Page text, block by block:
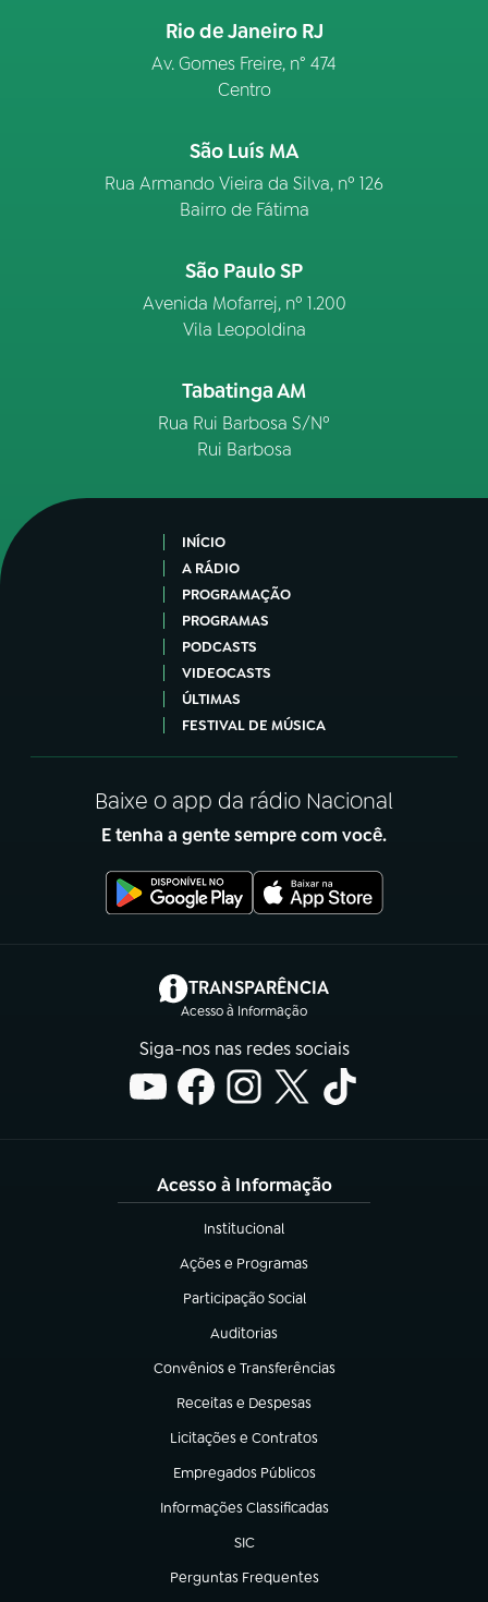
Rio de Janeiro RJ
Av. Gomes Freire, n° 474
Centro
São Luís MA
Rua Armando Vieira da Silva, nº 126
Bairro de Fátima
São Paulo SP
Avenida Mofarrej, nº 1.200
Vila Leopoldina
Tabatinga AM
Rua Rui Barbosa S/Nº
Rui Barbosa
INÍCIO
A RÁDIO
PROGRAMAÇÃO
PROGRAMAS
PODCASTS
VIDEOCASTS
ÚLTIMAS
FESTIVAL DE MÚSICA
Baixe o app da rádio Nacional
E tenha a gente sempre com você.
TRANSPARÊNCIA
Acesso à Informação
(abre em nova aba)
Siga-nos nas redes sociais
Acesso à Informação
Institucional
(abre em nova aba)
Ações e Programas
(abre em nova aba)
Participação Social
(abre em nova aba)
Auditorias
(abre em nova aba)
Convênios e Transferências
(abre em nova aba)
Receitas e Despesas
(abre em nova aba)
Licitações e Contratos
(abre em nova aba)
Empregados Públicos
(abre em nova aba)
Informações Classificadas
(abre em nova aba)
SIC
(abre em nova aba)
Perguntas Frequentes
(abre em nova aba)